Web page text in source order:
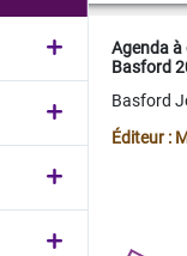
Agenda
Basford
Basford
Éditeur :